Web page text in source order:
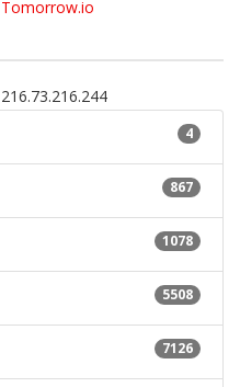
4
867
1078
5508
7126